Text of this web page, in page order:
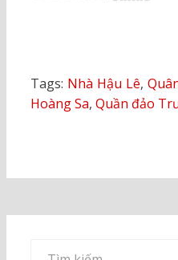
Tags: Nhà Hậu Lê,
Hoàng Sa, Quần đảo